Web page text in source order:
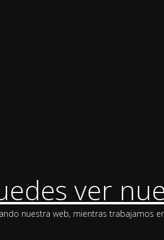
ver
nuestra web, mientras trabajamos